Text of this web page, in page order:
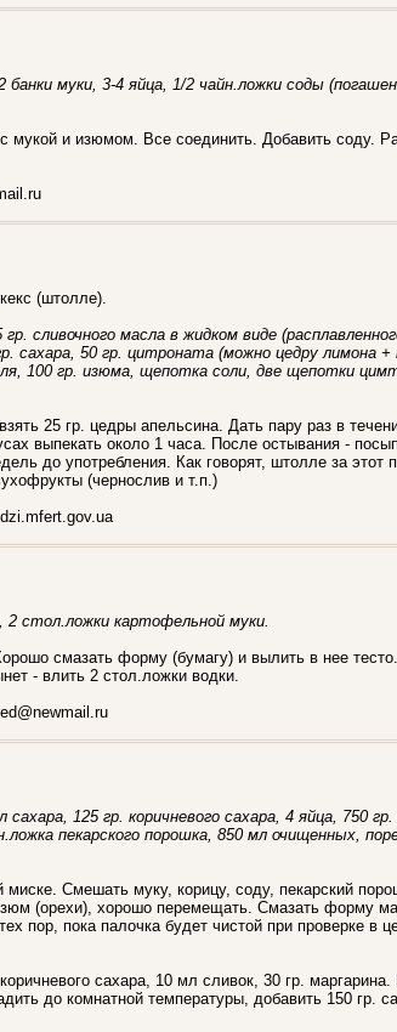
банки муки, 3-4 яйца, 1/2 чайн.ложки соды
мукой и изюмом. Все соединить. Добавить соду.
(штолле).
сливочного масла в жидком виде
сахара, 50 гр. цитроната (можно цедру лимона +
100 гр. изюма, щепотка соли, две щепотки
25 гр. цедры апельсина. Дать пару раз в
выпекать около 1 часа. После остывания -
до употребления. Как говорят, штолле за этот
(чернослив и т.п.)
стол.ложки картофельной муки.
смазать форму (бумагу) и вылить в нее
- влить 2 стол.ложки водки.
125 гр. коричневого сахара, 4 яйца, 750
пекарского порошка, 850 мл очищенных,
Смешать муку, корицу, соду, пекарский
(орехи), хорошо перемещать. Смазать форму
пор, пока палочка будет чистой при проверке в
сахара, 10 мл сливок, 30 гр.
до комнатной температуры, добавить 150 гр.